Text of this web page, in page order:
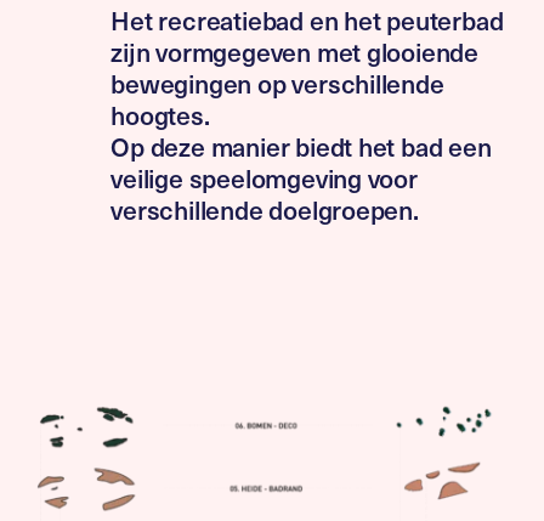
Het recreatiebad en het peuterbad
zijn vormgegeven met glooiende
bewegingen op verschillende
hoogtes.
Op deze manier biedt het bad een
veilige speelomgeving voor
verschillende doelgroepen.